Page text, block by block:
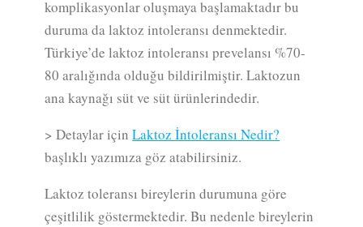
komplikasyonlar oluşmaya başlamaktadır bu
duruma da laktoz intoleransı denmektedir.
Türkiye’de laktoz intoleransı prevelansı %70-
80 aralığında olduğu bildirilmiştir. Laktozun
ana kaynağı süt ve süt ürünlerindedir.
> Detaylar içinLaktoz İntoleransı Nedir?
başlıklı yazımıza göz atabilirsiniz.
Laktoz toleransı bireylerin durumuna göre
çeşitlilik göstermektedir. Bu nedenle bireylerin